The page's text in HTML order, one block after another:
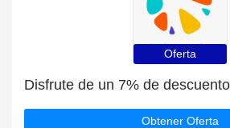
Oferta
Obtener Oferta